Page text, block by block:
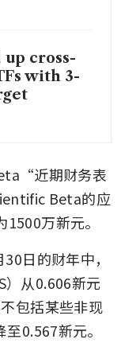
up cross-
with 3-
近期财务表
Beta的应
万新元。
日的财年中，
）从0.606新元
包括某些非现
0.567新元。